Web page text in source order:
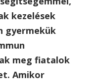
kezelések
gyermekük
meg fiatalok
Amikor